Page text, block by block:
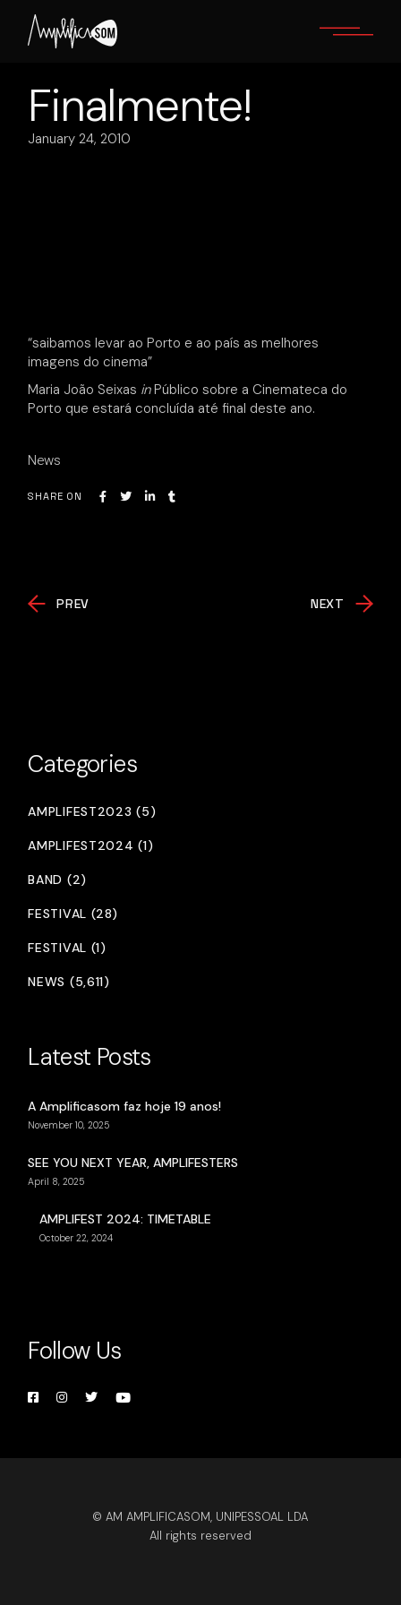
content
Finalmente!
January 24, 2010
“saibamos levar ao Porto e ao país as melhores
imagens do cinema”
Maria João Seixas inPúblico sobre a Cinemateca do
Porto que estará concluída até final deste ano.
News
SHARE ON
PREV NEXT
Categories
AMPLIFEST2023 (5)
AMPLIFEST2024 (1)
BAND (2)
FESTIVAL (28)
FESTIVAL (1)
NEWS (5,611)
Latest Posts
A Amplificasom faz hoje 19 anos!
November 10, 2025
SEE YOU NEXT YEAR, AMPLIFESTERS
April 8, 2025
AMPLIFEST 2024: TIMETABLE
October 22, 2024
Follow Us
© AM AMPLIFICASOM, UNIPESSOAL LDA
All rights reserved